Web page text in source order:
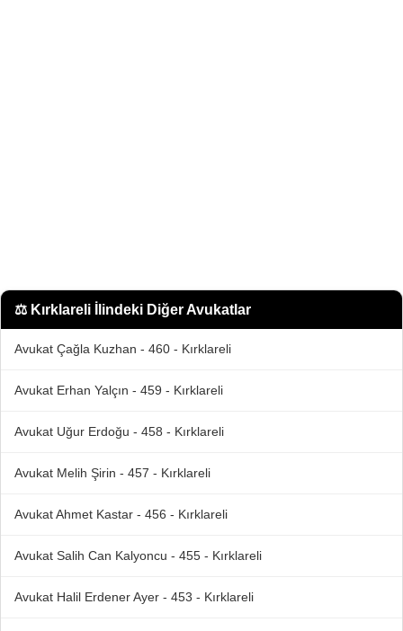
⚖️ Kırklareli İlindeki Diğer Avukatlar
Avukat Çağla Kuzhan - 460 - Kırklareli
Avukat Erhan Yalçın - 459 - Kırklareli
Avukat Uğur Erdoğu - 458 - Kırklareli
Avukat Melih Şirin - 457 - Kırklareli
Avukat Ahmet Kastar - 456 - Kırklareli
Avukat Salih Can Kalyoncu - 455 - Kırklareli
Avukat Halil Erdener Ayer - 453 - Kırklareli